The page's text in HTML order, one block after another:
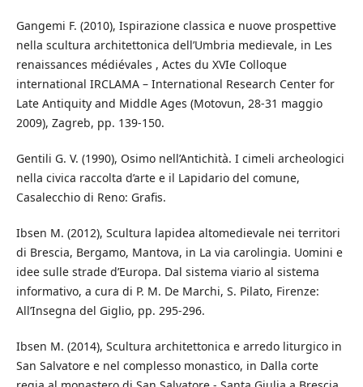
Gangemi F. (2010), Ispirazione classica e nuove prospettive
nella scultura architettonica dell’Umbria medievale, in Les
renaissances médiévales , Actes du XVIe Colloque
international IRCLAMA – International Research Center for
Late Antiquity and Middle Ages (Motovun, 28-31 maggio
2009), Zagreb, pp. 139-150.
Gentili G. V. (1990), Osimo nell’Antichità. I cimeli archeologici
nella civica raccolta d’arte e il Lapidario del comune,
Casalecchio di Reno: Grafis.
Ibsen M. (2012), Scultura lapidea altomedievale nei territori
di Brescia, Bergamo, Mantova, in La via carolingia. Uomini e
idee sulle strade d’Europa. Dal sistema viario al sistema
informativo, a cura di P. M. De Marchi, S. Pilato, Firenze:
All’Insegna del Giglio, pp. 295-296.
Ibsen M. (2014), Scultura architettonica e arredo liturgico in
San Salvatore e nel complesso monastico, in Dalla corte